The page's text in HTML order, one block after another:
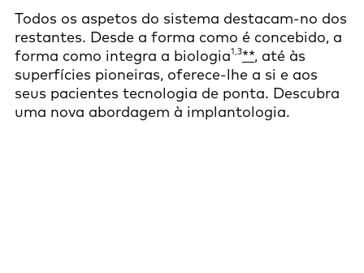
Todos os aspetos do sistema destacam-no dos
restantes. Desde a forma como é concebido, a
forma como integra a biologia1,3**, até às
superfícies pioneiras, oferece-lhe a si e aos
seus pacientes tecnologia de ponta. Descubra
uma nova abordagem à implantologia.